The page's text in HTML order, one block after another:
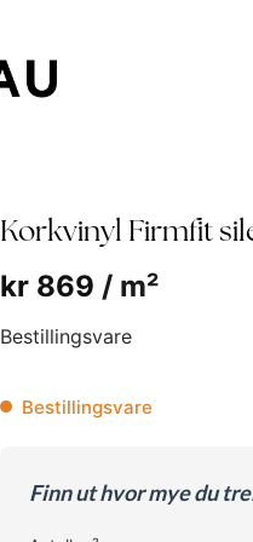
Korkvinyl Firmfit
kr 869 / m²
Bestillingsvare
Bestillingsvare
Finn ut hvor mye du